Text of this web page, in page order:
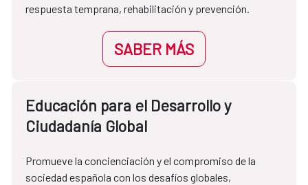
respuesta temprana, rehabilitación y prevención.
SABER MÁS
Educación para el Desarrollo y
Ciudadanía Global
Promueve la concienciación y el compromiso de la
sociedad española con los desafíos globales,